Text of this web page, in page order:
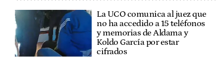
La UCO comunica al juez que
no ha accedido a 15 teléfonos
y memorias de Aldama y
Koldo García por estar
cifrados